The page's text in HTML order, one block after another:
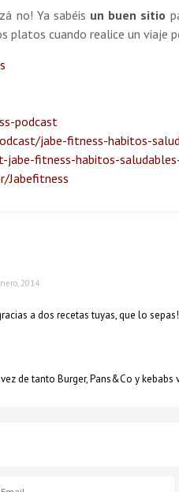
no! Ya sabéis un buen sitio
platos cuando realice un viaje
podcast
jabe-fitness-habitos-
fitness-habitos-
Jabefitness
2014
a dos recetas tuyas, que lo
de tanto Burger, Pans&Co y kebabs